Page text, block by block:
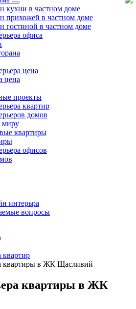
кухни в частном доме
прихожей в частном доме
гостиной в частном доме
офиса
цена
цена
проекты
квартир
домов
миру
квартиры
офисов
интерьра
вопросы
квартир
квартиры в ЖК Щасливий
квартиры в ЖК